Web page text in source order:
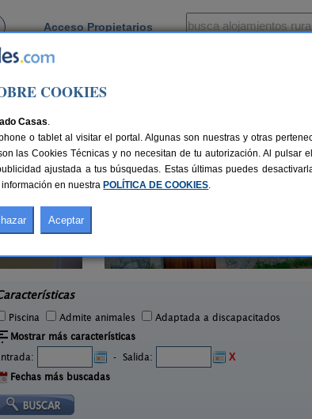
Acceso Propietarios
Piscina Admite animales
Adaptada a discapacitados
Mostrar más características
- Salida:
X
Fechas más buscadas
COOKIES
Casas.
o tablet al visitar el portal. Algunas son nuestras y otras
las Cookies Técnicas y no necesitan de tu autorización. Al pulsar
ajustada a tus búsquedas. Estas últimas puedes
en nuestra POLÍTICA DE COOKIES.